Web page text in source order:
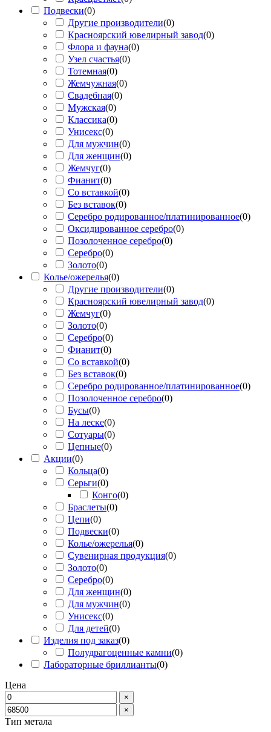
Подвески(0)
Другие производители(0)
Красноярский ювелирный завод(0)
Флора и фауна(0)
Узел счастья(0)
Тотемная(0)
Жемчужная(0)
Свадебная(0)
Мужская(0)
Классика(0)
Унисекс(0)
Для мужчин(0)
Для женщин(0)
Жемчуг(0)
Фианит(0)
Со вставкой(0)
Без вставок(0)
Серебро родированное/платинированное(0)
Оксидированное серебро(0)
Позолоченное серебро(0)
Серебро(0)
Золото(0)
Колье/ожерелья(0)
Другие производители(0)
Красноярский ювелирный завод(0)
Жемчуг(0)
Золото(0)
Серебро(0)
Фианит(0)
Со вставкой(0)
Без вставок(0)
Серебро родированное/платинированное(0)
Позолоченное серебро(0)
Бусы(0)
На леске(0)
Сотуары(0)
Цепные(0)
Акции(0)
Кольца(0)
Серьги(0)
Конго(0)
Браслеты(0)
Цепи(0)
Подвески(0)
Колье/ожерелья(0)
Сувенирная продукция(0)
Золото(0)
Серебро(0)
Для женщин(0)
Для мужчин(0)
Унисекс(0)
Для детей(0)
Изделия под заказ(0)
Полудрагоценные камни(0)
Лабораторные бриллианты(0)
Цена
×
×
Тип метала